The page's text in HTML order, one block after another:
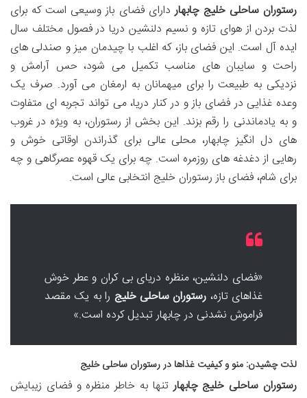
رستوران ساحلی خلیج چابهاردارای فضای باز وسیعی است که برای
لذت بردن از هوای تازه و نسیم دلنشین دریا در فصول مختلف سال
ایده آل است. این فضای باز، که اغلب با چیدمان میز و صندلی های
راحت و سایبان های مناسب تکمیل می شود، حس آرامش و
نزدیکی به طبیعت را برای میهمانان به ارمغان می آورد. صرف یک
وعده غذایی در فضای باز و در کنار دریا، می تواند تجربه ای متفاوت
و به یادماندنی را رقم بزند. این بخش از رستوران، به ویژه در غروب
های دل انگیز چابهار، محلی عالی برای گذراندن اوقاتی خوش و
رهایی از دغدغه های روزمره است. چه برای یک قهوه عصرگاهی و چه
برای شام، فضای باز رستوران خلیج انتخابی عالی است.
«فضای دلنشین، منظره دریای بی کران و عطر خوش
غذاهای تازه، رستوران ساحلی خلیج را به یک مقصد
فراموش نشدنی در چابهار تبدیل کرده است.»
لذت چشیدن: منو و کیفیت غذاها دررستوران ساحلی خلیج
رستوران ساحلی خلیج چابهارتنها به خاطر منظره و فضای زیبایش